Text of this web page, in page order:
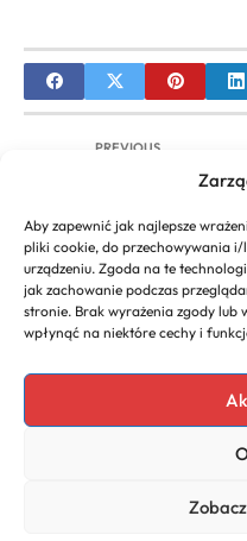
Aby zapewnić jak najlepsze
pliki cookie, do przechowywania
urządzeniu. Zgoda na te
jak zachowanie podczas
stronie. Brak wyrażenia zgody lub
wpłynąć na niektóre cechy i
PREVIOUS
The Sims 2: Open
WSAiB Gdynia:
Copyright 2026. All rights